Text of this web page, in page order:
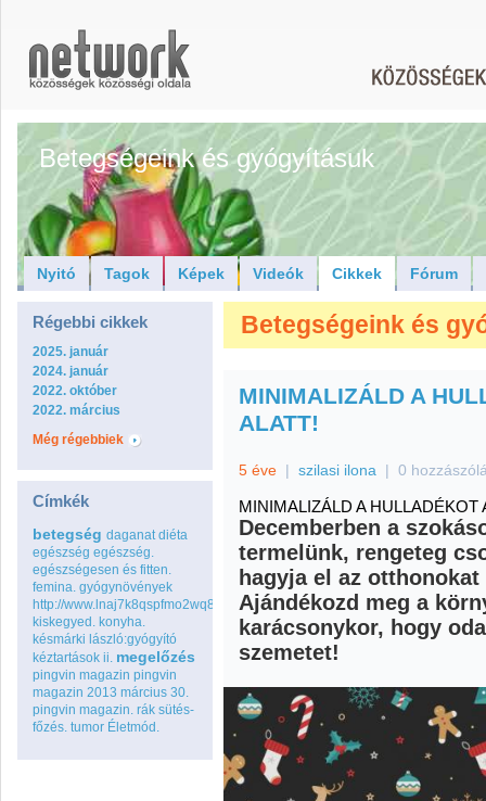
Betegségeink és gyógyításuk
Nyitó Tagok Képek Videók Cikkek Fórum
Régebbi cikkek
2025. január
2024. január
2022. október
2022. március
Még régebbiek
Címkék
betegség daganat diéta
egészség egészség.
egészségesen és fitten.
femina. gyógynövények
http://www.lnaj7k8qspfmo2wq8go.com
kiskegyed. konyha.
késmárki lászló:gyógyító
kéztartások ii. megelőzés
pingvin magazin pingvin
magazin 2013 március 30.
pingvin magazin. rák sütés-
főzés. tumor Életmód.
Betegségeink és
MINIMALIZÁLD A
ALATT!
5 éve | szilasi ilona | 0
MINIMALIZÁLD A HULLADÉKOT
Decemberben a
termelünk, rengeteg
hagyja el az otthonokat
Ajándékozd meg a
karácsonykor, hogy
szemetet!